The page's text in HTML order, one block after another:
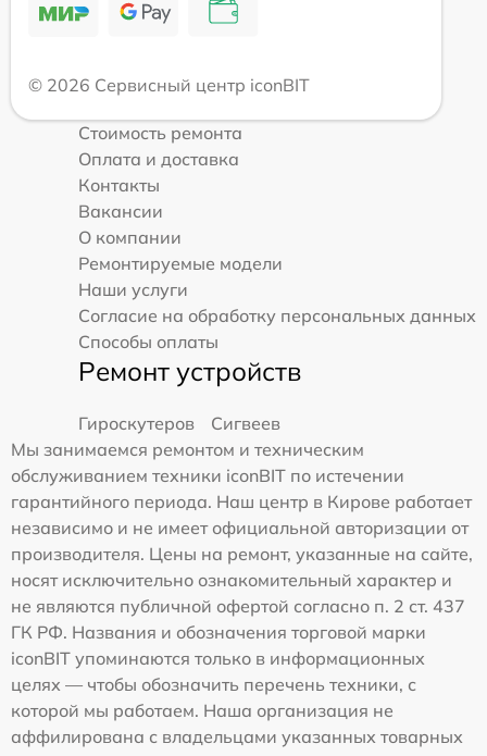
© 2026 Сервисный центр iconBIT
Стоимость ремонта
Оплата и доставка
Контакты
Вакансии
О компании
Ремонтируемые модели
Наши услуги
Согласие на обработку персональных данных
Способы оплаты
Ремонт устройств
Гироскутеров
Сигвеев
Мы занимаемся ремонтом и техническим
обслуживанием техники iconBIT по истечении
гарантийного периода. Наш центр в Кирове работает
независимо и не имеет официальной авторизации от
производителя. Цены на ремонт, указанные на сайте,
носят исключительно ознакомительный характер и
не являются публичной офертой согласно п. 2 ст. 437
ГК РФ. Названия и обозначения торговой марки
iconBIT упоминаются только в информационных
целях — чтобы обозначить перечень техники, с
которой мы работаем. Наша организация не
аффилирована с владельцами указанных товарных